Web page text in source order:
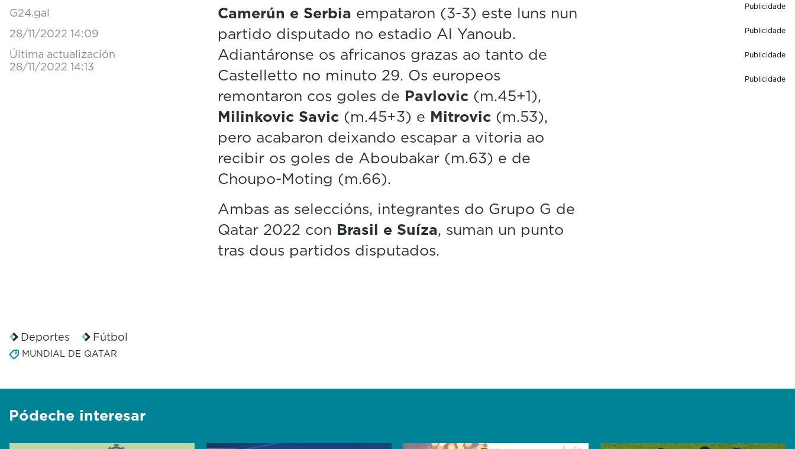
G24.gal
28/11/2022 14:09
Última actualización
28/11/2022 14:13
Camerún e Serbia empataron (3-3) este luns nun
partido disputado no estadio Al Yanoub.
Adiantáronse os africanos grazas ao tanto de
Castelletto no minuto 29. Os europeos
remontaron cos goles de Pavlovic (m.45+1),
Milinkovic Savic (m.45+3) e Mitrovic (m.53),
pero acabaron deixando escapar a vitoria ao
recibir os goles de Aboubakar (m.63) e de
Choupo-Moting (m.66).
Ambas as seleccións, integrantes do Grupo G de
Qatar 2022 con Brasil e Suíza, suman un punto
tras dous partidos disputados.
Publicidade
Publicidade
Publicidade
Publicidade
Deportes Fútbol
MUNDIAL DE QATAR
Pódeche interesar